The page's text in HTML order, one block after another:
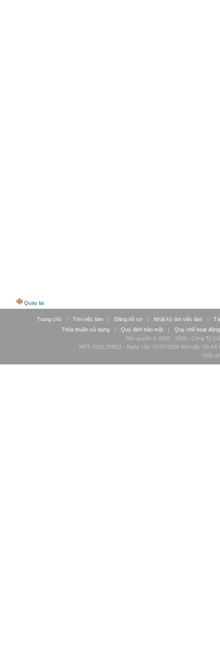
Quay lại
Trang chủ | Tìm việc làm | Đăng hồ sơ | Nhật ký tìm việc làm |
Thỏa thuận sử dụng
| Quy định bảo mật |
Quy chế hoạt động
Bản quyền © 2002 - 2026 - Công Ty
MST: 0101269511 - Ngày cấp: 01/07/2008 Nơi cấp: Sở
Giấy